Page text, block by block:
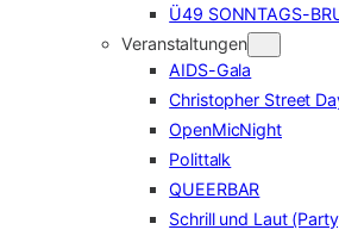
Ü49 SONNTAGS-
Veranstaltungen
AIDS-Gala
Christopher Street
OpenMicNight
Polittalk
QUEERBAR
Schrill und Laut